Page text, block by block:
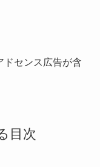
ドセンス広告が含
目次